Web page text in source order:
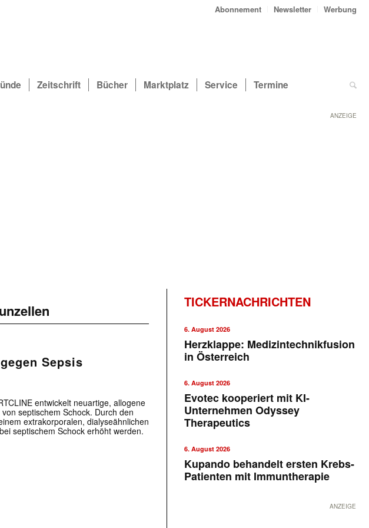
Abonnement Newsletter Werbung
Zeitschrift Bücher Marktplatz Service Termine
ANZEIGE
Sepsis
­entwickelt neuartige, allogene
septischem Schock. Durch den
extrakorporalen, dialyseähnlichen
septischem Schock erhöht werden.
TICKERNACHRICHTEN
6. August 2026
Herzklappe: Medizintechnikfusion
in Österreich
6. August 2026
Evotec kooperiert mit KI-
Unternehmen Odyssey
Therapeutics
6. August 2026
Kupando behandelt ersten Krebs-
Patienten mit Immuntherapie
ANZEIGE